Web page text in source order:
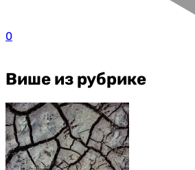
0
Више из рубрике